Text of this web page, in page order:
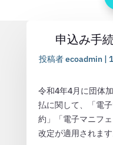
申込み手
投稿者ecoadmin
令和4年4月に団体
払に関して、「電
約」「電子マニフ
改定が適用されます